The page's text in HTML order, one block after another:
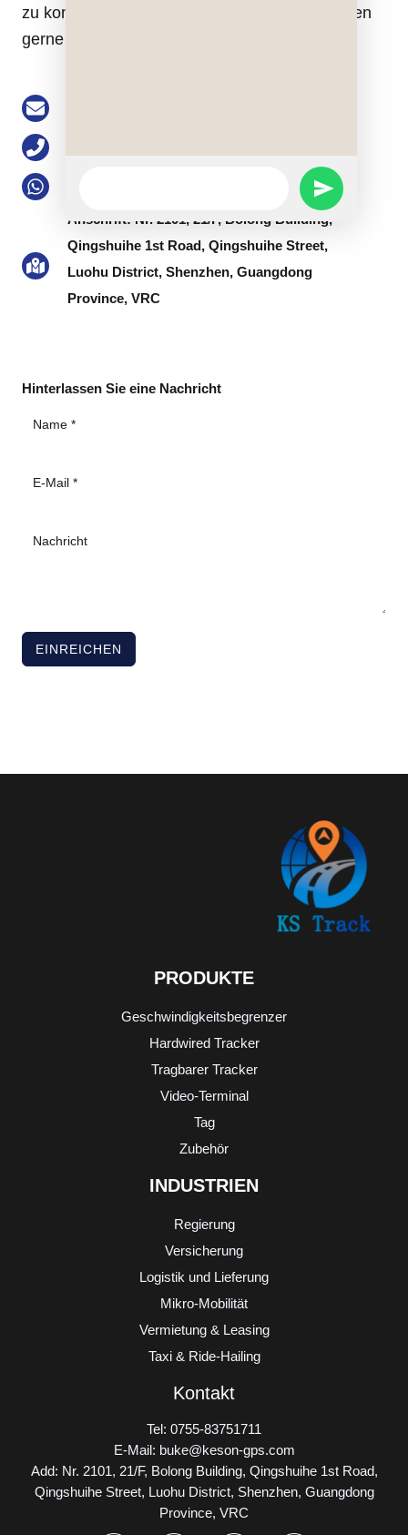
zu kontaktieren. Unsere Mitarbeiter helfen Ihnen
gerne bei jeder Anfrage.
Anschrift: Nr. 2101, 21/F, Bolong Building,
Qingshuihe 1st Road, Qingshuihe Street,
Luohu District, Shenzhen, Guangdong
Province, VRC
Hinterlassen Sie eine Nachricht
EINREICHEN
PRODUKTE
Geschwindigkeitsbegrenzer
Hardwired Tracker
Tragbarer Tracker
Video-Terminal
Tag
Zubehör
INDUSTRIEN
Regierung
Versicherung
Logistik und Lieferung
Mikro-Mobilität
Vermietung & Leasing
Taxi & Ride-Hailing
Kontakt
Tel: 0755-83751711
E-Mail: buke@keson-gps.com
Add: Nr. 2101, 21/F, Bolong Building, Qingshuihe 1st Road,
Qingshuihe Street, Luohu District, Shenzhen, Guangdong
Province, VRC
SEND